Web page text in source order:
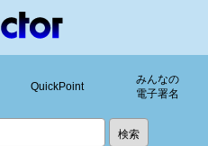
QuickPoint
みんなの
電子署名